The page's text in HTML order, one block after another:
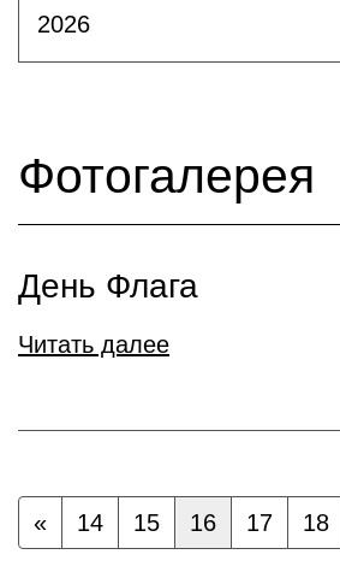
2026
Фотогалерея
День Флага
Читать далее
« 14 15 16 17 18